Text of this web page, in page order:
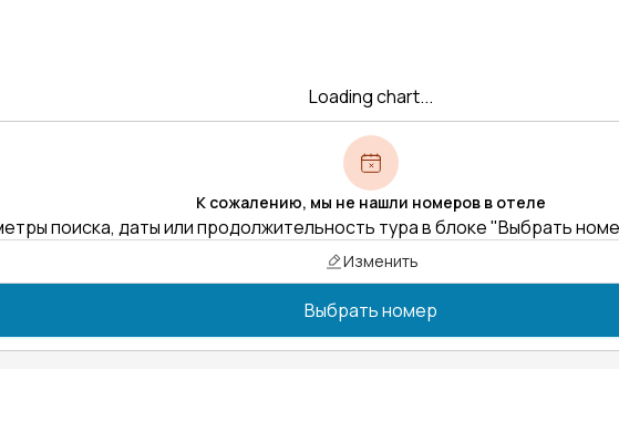
Loading chart...
К сожалению, мы не нашли номеров в отеле
поиска, даты или продолжительность тура в блоке "Выбрать
Изменить
Выбрать номер